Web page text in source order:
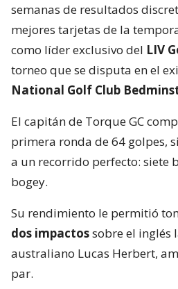
semanas de resultados
mejores tarjetas de la
como líder exclusivo del LIV
torneo que se disputa en el
National Golf Club
El capitán de Torque GC
primera ronda de 64 golpes,
a un recorrido perfecto: siete
bogey.
Su rendimiento le permitió
dos impactossobre el inglés
australiano Lucas Herbert,
par.